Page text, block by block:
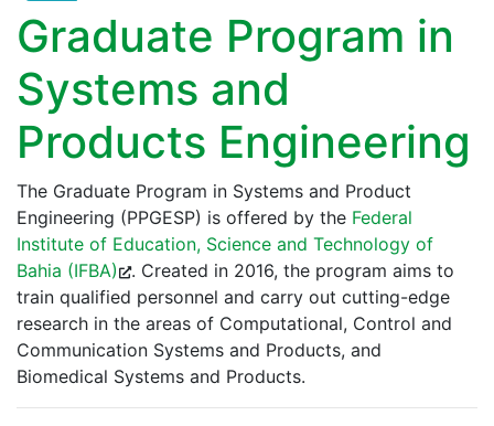
Graduate Program in
Systems and
Products Engineering
The Graduate Program in Systems and Product
Engineering (PPGESP) is offered by the Federal
Institute of Education, Science and Technology of
Bahia (IFBA)
. Created in 2016, the program aims to
train qualified personnel and carry out cutting-edge
research in the areas of Computational, Control and
Communication Systems and Products, and
Biomedical Systems and Products.